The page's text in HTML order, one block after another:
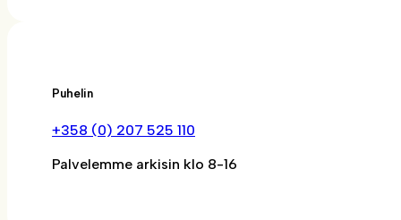
Puhelin
+358 (0) 207 525 110
Palvelemme arkisin klo 8-16